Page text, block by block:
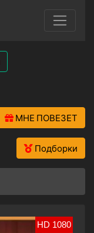
МНЕ ПОВЕЗЕТ
Подборки
HD 1080